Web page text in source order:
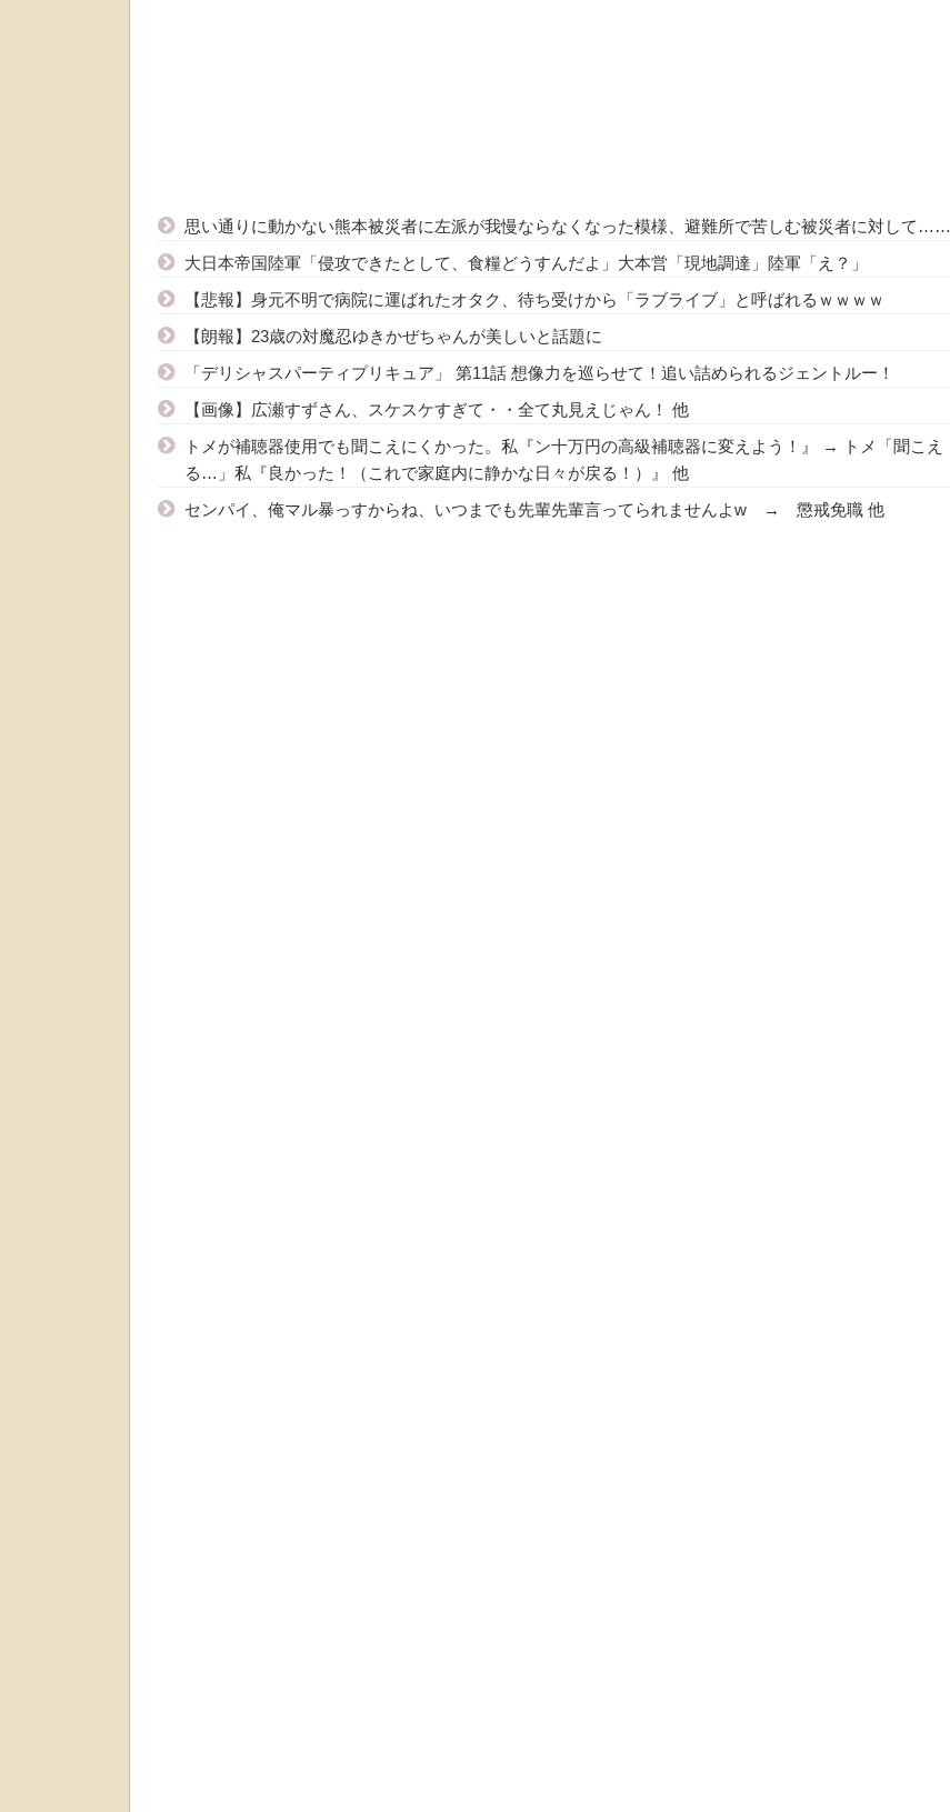
思い通りに動かない熊本被災者に左派が我慢ならなくなった模様、避難所で苦しむ被災者に対して……
大日本帝国陸軍「侵攻できたとして、食糧どうすんだよ」大本営「現地調達」陸軍「え？」
【悲報】身元不明で病院に運ばれたオタク、待ち受けから「ラブライブ」と呼ばれるｗｗｗｗ
【朗報】23歳の対魔忍ゆきかぜちゃんが美しいと話題に
「デリシャスパーティプリキュア」 第11話 想像力を巡らせて！追い詰められるジェントルー！
【画像】広瀬すずさん、スケスケすぎて・・全て丸見えじゃん！ 他
トメが補聴器使用でも聞こえにくかった。私『ン十万円の高級補聴器に変えよう！』 → トメ「聞こえ
る…」私『良かった！（これで家庭内に静かな日々が戻る！）』 他
センパイ、俺マル暴っすからね、いつまでも先輩先輩言ってられませんよw → 懲戒免職 他